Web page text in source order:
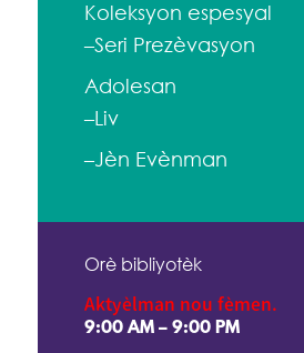
Koleksyon espesyal
–Seri Prezèvasyon
Adolesan
–Liv
–Jèn Evènman
Orè bibliyotèk
Aktyèlman nou fèmen.
9:00 AM – 9:00 PM